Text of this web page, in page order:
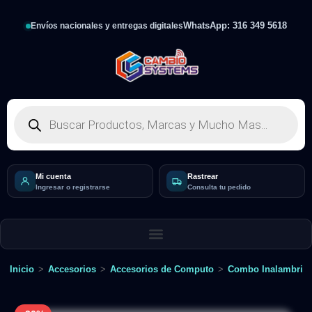
Envíos nacionales y entregas digitalesWhatsApp: 316 349 5618
Mi cuenta
Ingresar o registrarse
Rastrear
Consulta tu pedido
Inicio > Accesorios > Accesorios de Computo > Combo